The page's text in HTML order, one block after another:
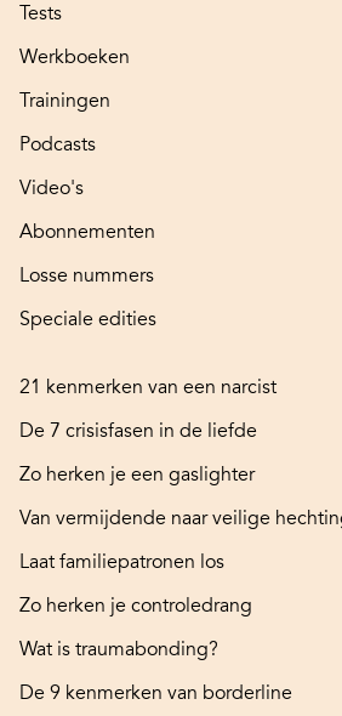
Tests
Werkboeken
Trainingen
Podcasts
Video's
Abonnementen
Losse nummers
Speciale edities
21 kenmerken van een narcist
De 7 crisisfasen in de liefde
Zo herken je een gaslighter
Van vermijdende naar veilige
Laat familiepatronen los
Zo herken je controledrang
Wat is traumabonding?
De 9 kenmerken van borderline